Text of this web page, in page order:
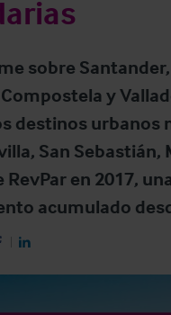
sobre
y
destinos urbanos
San
RevPar en 2017,
acumulado
on Facebook
Share on LinkedIn